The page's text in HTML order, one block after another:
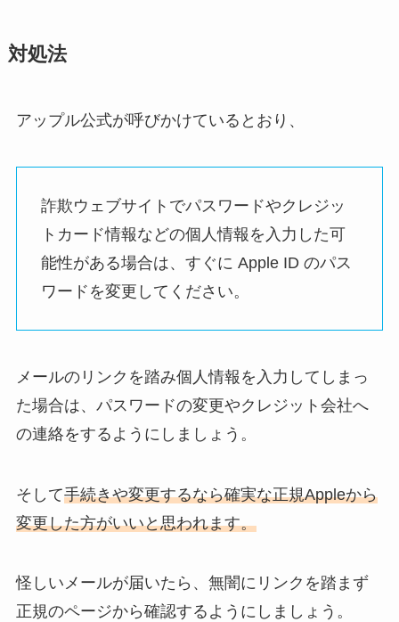
対処法
アップル公式が呼びかけているとおり、
詐欺ウェブサイトでパスワードやクレジッ
トカード情報などの個人情報を入力した可
能性がある場合は、すぐに Apple ID のパス
ワードを変更してください。
メールのリンクを踏み個人情報を入力してしまっ
た場合は、パスワードの変更やクレジット会社へ
の連絡をするようにしましょう。
そして手続きや変更するなら確実な正規Appleから
変更した方がいいと思われます。
怪しいメールが届いたら、無闇にリンクを踏まず
正規のページから確認するようにしましょう。